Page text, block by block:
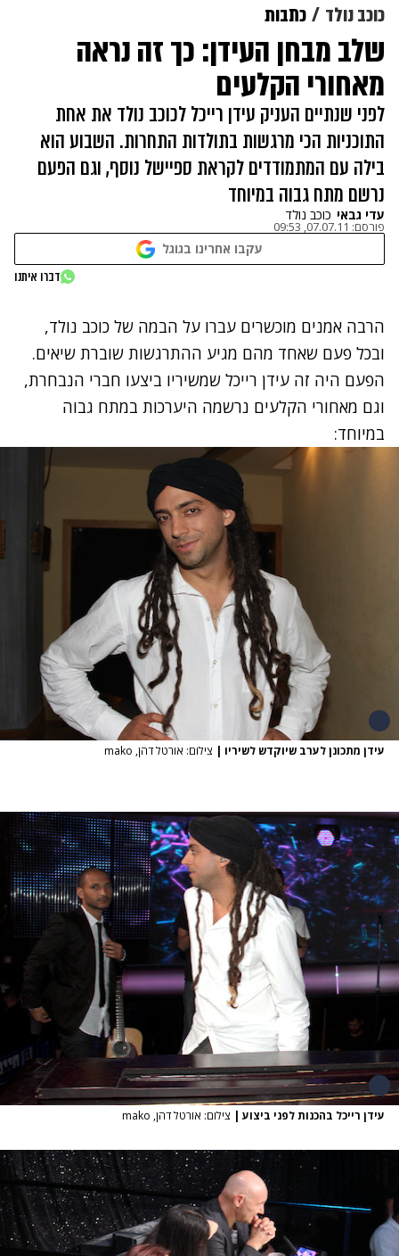
כוכב נולד כתבות
שלב מבחן העידן: כך זה נראה
מאחורי הקלעים
לפני שנתיים העניק עידן רייכל לכוכב נולד את אחת
התוכניות הכי מרגשות בתולדות התחרות. השבוע הוא
בילה עם המתמודדים לקראת ספיישל נוסף, וגם הפעם
נרשם מתח גבוה במיוחד
עדי גבאי כוכב נולד
פורסם: 07.07.11, 09:53
עקבו אחרינו בגוגל
דברו איתנו
הרבה אמנים מוכשרים עברו על הבמה של כוכב נולד,
ובכל פעם שאחד מהם מגיע ההתרגשות שוברת שיאים.
הפעם היה זה עידן רייכל שמשיריו ביצעו חברי הנבחרת,
וגם מאחורי הקלעים נרשמה היערכות במתח גבוה
במיוחד:
עידן מתכונן לערב שיוקדש לשיריו | צילום: אורטל דהן, mako
עידן רייכל בהכנות לפני ביצוע | צילום: אורטל דהן, mako